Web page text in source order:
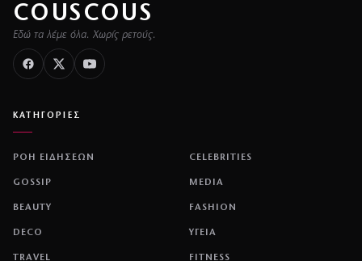
COUSCOUS
Εδώ τα λέμε όλα. Χωρίς ρετούς.
ΚΑΤΗΓΟΡΙΕΣ
ΡΟΗ ΕΙΔΗΣΕΩΝ CELEBRITIES
GOSSIP MEDIA
BEAUTY FASHION
DECO ΥΓΕΙΑ
TRAVEL FITNESS